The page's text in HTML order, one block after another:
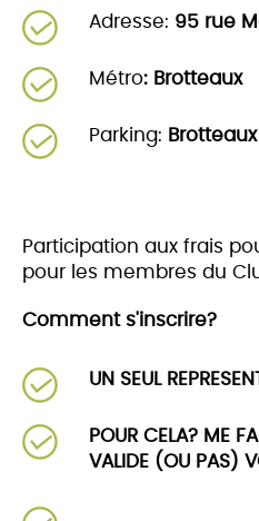
Adresse: 95 rue
Métro: Brotteaux
Parking: Brotteaux
Participation aux frais
pour les membres du
Comment s'inscrire?
UN SEUL
POUR CELA? ME
VALIDE (OU PAS)